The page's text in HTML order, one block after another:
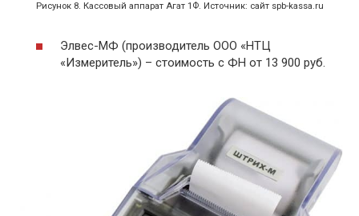
Рисунок 8. Кассовый аппарат Агат 1Ф. Источник: сайт spb-kassa.ru
Элвес-МФ (производитель ООО «НТЦ
«Измеритель») – стоимость с ФН от 13 900 руб.